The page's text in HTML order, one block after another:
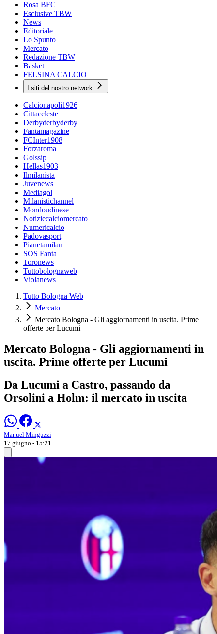
Rosa BFC
Esclusive TBW
News
Editoriale
Lo Spunto
Mercato
Redazione TBW
Basket
FELSINA CALCIO
I siti del nostro network
Calcionapoli1926
Cittaceleste
Derbyderbyderby
Fantamagazine
FCInter1908
Forzaroma
Golssip
Hellas1903
Ilmilanista
Juvenews
Mediagol
Milanistichannel
Mondoudinese
Notiziecalciomercato
Numericalcio
Padovasport
Pianetamilan
SOS Fanta
Toronews
Tuttobolognaweb
Violanews
Tutto Bologna Web
Mercato
Mercato Bologna - Gli aggiornamenti in uscita. Prime
offerte per Lucumi
Mercato Bologna - Gli aggiornamenti in
uscita. Prime offerte per Lucumi
Da Lucumi a Castro, passando da
Orsolini a Holm: il mercato in uscita
Manuel Minguzzi
17 giugno - 15:21